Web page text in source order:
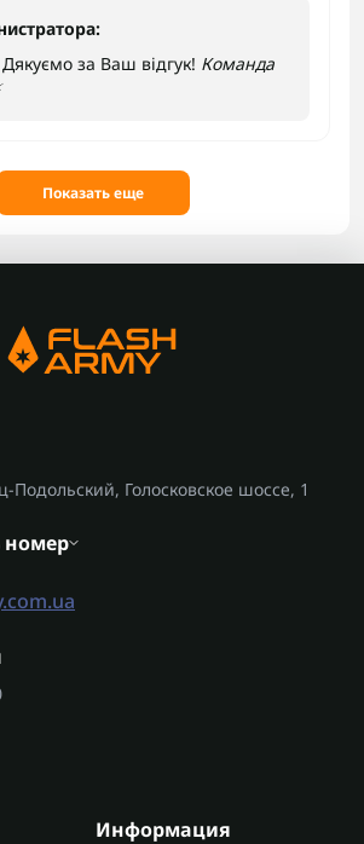
за Ваш відгук! Команда
Показать еще
Подольский, Голосковское шоссе, 1
номер
Информация